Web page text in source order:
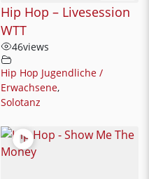
Hip Hop – Livesession
WTT
46views
Hip Hop Jugendliche /
Erwachsene,
Solotanz